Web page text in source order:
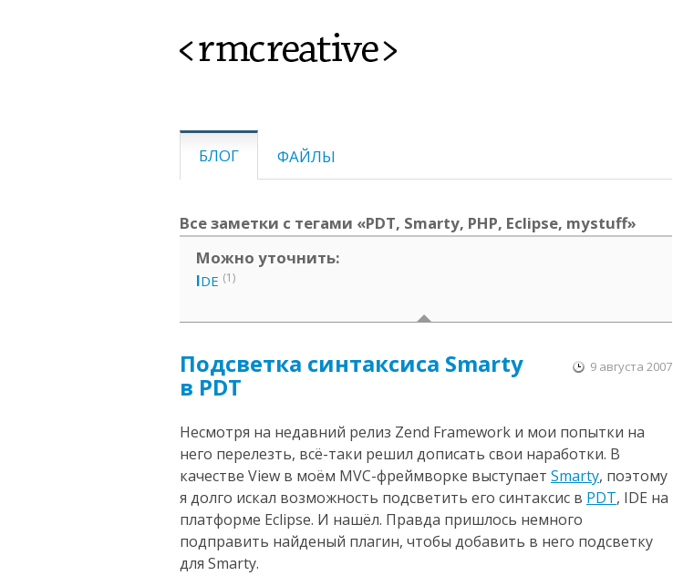
<rmcreative>
БЛОГ ФАЙЛЫ
Все заметки с тегами «PDT, Smarty, PHP, Eclipse, mystuff»
Можно уточнить:
IDE (1)
Подсветка синтаксиса Smarty
в PDT
9 августа 2007
Несмотря на недавний релиз Zend Framework и мои попытки на
него перелезть, всё-таки решил дописать свои наработки. В
качестве View в моём MVC-фреймворке выступает Smarty, поэтому
я долго искал возможность подсветить его синтаксис в PDT, IDE на
платформе Eclipse. И нашёл. Правда пришлось немного
подправить найденый плагин, чтобы добавить в него подсветку
для Smarty.